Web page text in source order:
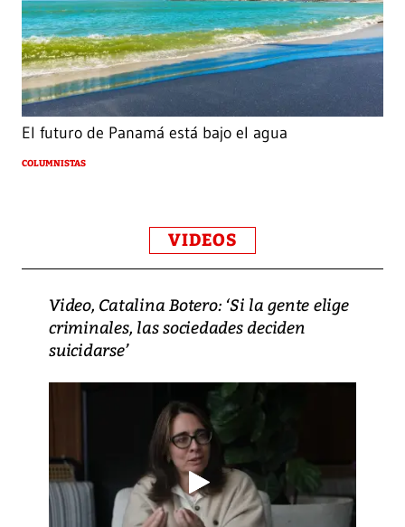
El futuro de Panamá está bajo el agua
COLUMNISTAS
VIDEOS
Video, Catalina Botero: ‘Si la gente elige
criminales, las sociedades deciden
suicidarse’